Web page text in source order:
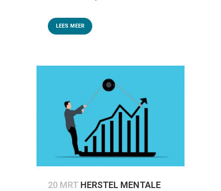
LEES MEER
20 MRT HERSTEL MENTALE